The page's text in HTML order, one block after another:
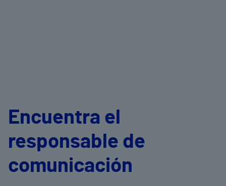
Encuentra el
responsable de
comunicación